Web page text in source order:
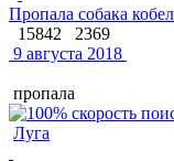
Пропала собака
15842
2369
9 августа 2018
пропала
Луга